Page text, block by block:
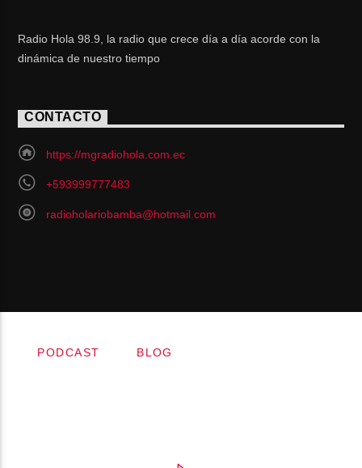
Radio Hola 98.9, la radio que crece día a día acorde con la
dinámica de nuestro tiempo
CONTACTO
https://mgradiohola.com.ec
+593999777483
radioholariobamba@hotmail.com
PODCAST BLOG